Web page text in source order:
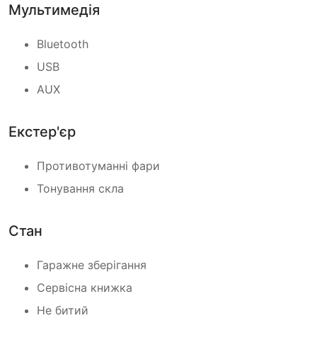
Мультимедія
Bluetooth
USB
AUX
Екстер'єр
Противотуманні фари
Тонування скла
Стан
Гаражне зберігання
Сервісна книжка
Не битий